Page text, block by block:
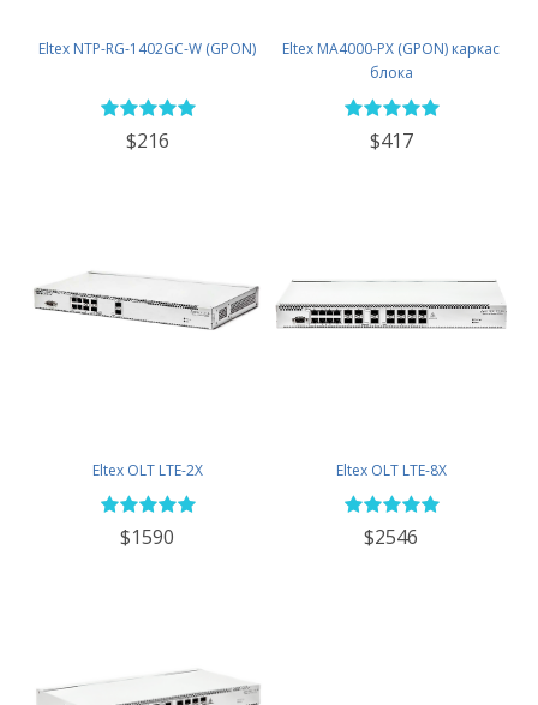
Eltex NTP-RG-1402GC-W (GPON)
$216
Eltex MA4000-PX (GPON) каркас
блока
$417
Eltex OLT LTE-2X
$1590
Eltex OLT LTE-8X
$2546